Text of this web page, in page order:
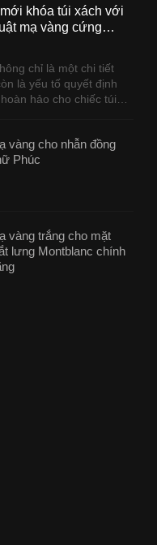
mới khóa túi xách với
mạ vàng cứng…
chỉ là một chi tiết
là yếu tố quyết định
hảo cho chiếc túi…
vàng cho nhẫn đồng
Phúc
vàng trắng cho mặt
lưng Montblanc chính